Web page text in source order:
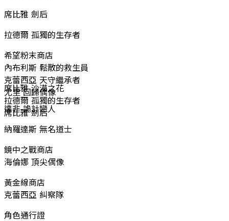
席比雅 劍后
拉德爾 孤獨的生存者
希望粉末商店
內布利斯 鬆散的救生員
克蕾西亞 天守繼承者
尤里 回歸偶像
席比雅 沙漠之花
拉德爾 孤獨的生存者
席比雅 劍后
達非 詭計戀人
納羅達斯 無名道士
鏡中之戰商店
海倫娜 頂尖偶像
黃金線商店
克蕾西亞 糾察隊
角色通行證